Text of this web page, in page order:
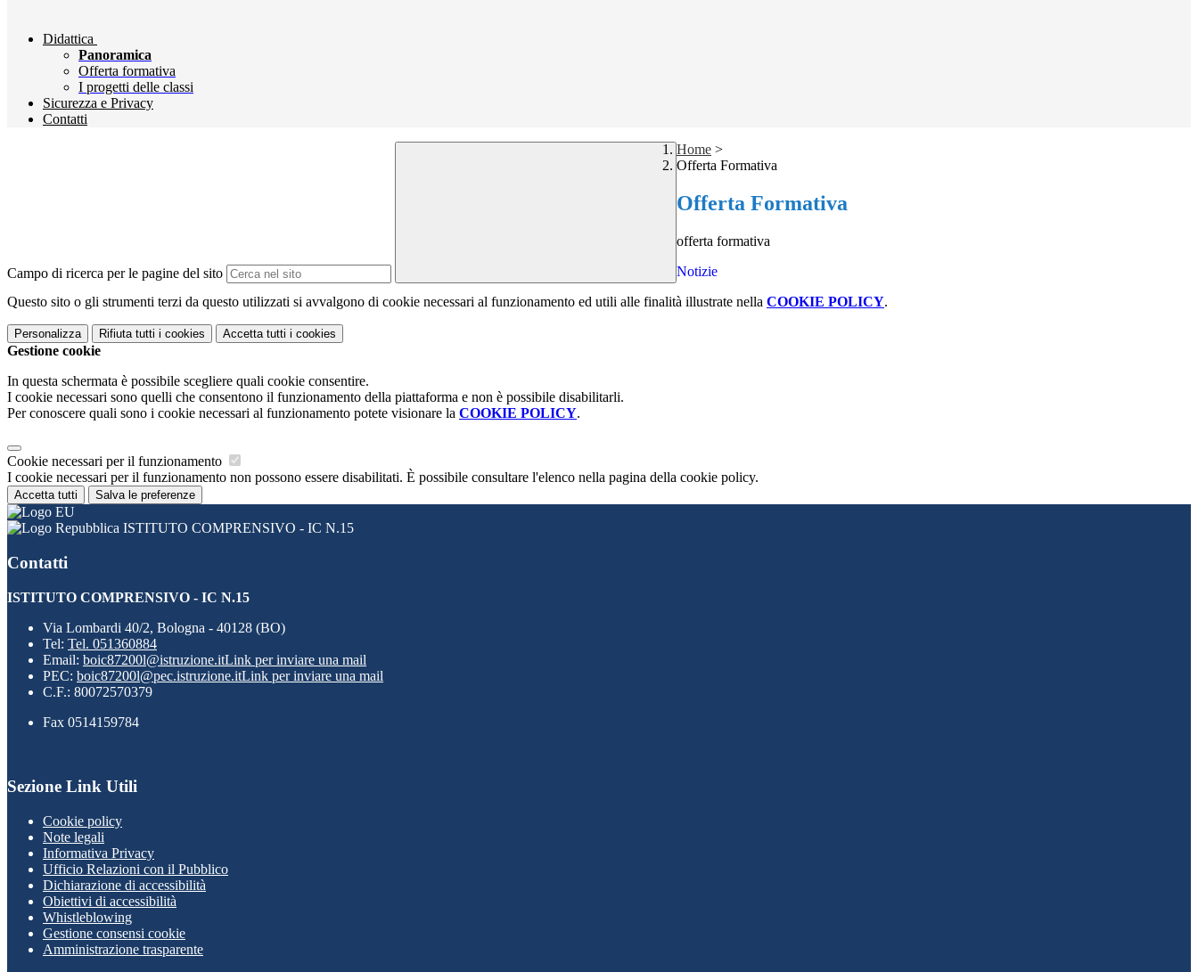
Didattica
Panoramica
Offerta formativa
I progetti delle classi
Sicurezza e Privacy
Contatti
Campo di ricerca per le pagine del sito
Home >
Offerta Formativa
Offerta Formativa
offerta formativa
Notizie
Questo sito o gli strumenti terzi da questo utilizzati si avvalgono di cookie necessari al funzionamento ed utili alle finalità illustrate nella COOKIE POLICY.
Personalizza Rifiuta tutti i cookies Accetta tutti i cookies
Gestione cookie
In questa schermata è possibile scegliere quali cookie consentire.
I cookie necessari sono quelli che consentono il funzionamento della piattaforma e non è possibile disabilitarli.
Per conoscere quali sono i cookie necessari al funzionamento potete visionare la COOKIE POLICY.
Cookie necessari per il funzionamento
I cookie necessari per il funzionamento non possono essere disabilitati. È possibile consultare l'elenco nella pagina della cookie policy.
Accetta tutti Salva le preferenze
ISTITUTO COMPRENSIVO - IC N.15
Contatti
ISTITUTO COMPRENSIVO - IC N.15
Via Lombardi 40/2, Bologna - 40128 (BO)
Tel: Tel. 051360884
Email: boic87200l@istruzione.itLink per inviare una mail
PEC: boic87200l@pec.istruzione.itLink per inviare una mail
C.F.: 80072570379
Fax 0514159784
Sezione Link Utili
Cookie policy
Note legali
Informativa Privacy
Ufficio Relazioni con il Pubblico
Dichiarazione di accessibilità
Obiettivi di accessibilità
Whistleblowing
Gestione consensi cookie
Amministrazione trasparente